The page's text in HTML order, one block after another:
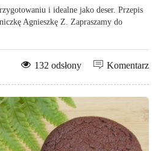
i idealne jako deser. Przepis
Agnieszkę Z. Zapraszamy do
Komentarz
132 odsłony